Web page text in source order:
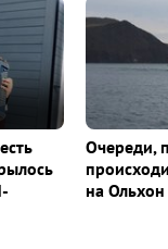
Очереди,
на Ольхон